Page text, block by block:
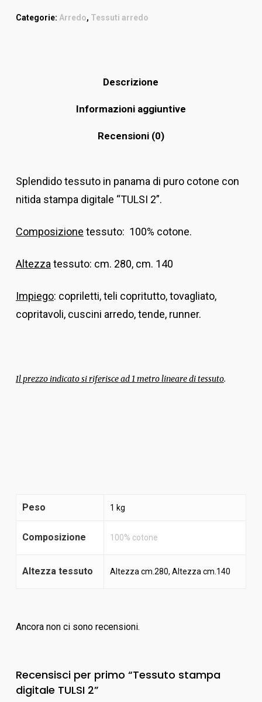
Categorie: Arredo, Tessuti arredo
Descrizione
Informazioni aggiuntive
Recensioni (0)
Splendido tessuto in panama di puro cotone con
nitida stampa digitale “TULSI 2”.
Composizione tessuto: 100% cotone.
Altezza tessuto: cm. 280, cm. 140
Impiego: copriletti, teli copritutto, tovagliato,
copritavoli, cuscini arredo, tende, runner.
Il prezzo indicato si riferisce ad 1 metro lineare di tessuto.
Peso 1 kg
Composizione 100% cotone
Altezza tessuto Altezza cm.280, Altezza cm.140
Ancora non ci sono recensioni.
Recensisci per primo “Tessuto stampa
digitale TULSI 2”